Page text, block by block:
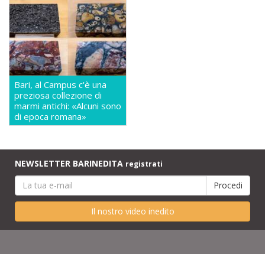
Bari, al Campus c'è una
preziosa collezione di
marmi antichi: «Alcuni sono
di epoca romana»
NEWSLETTER BARINEDITA registrati
Il nostro video inedito